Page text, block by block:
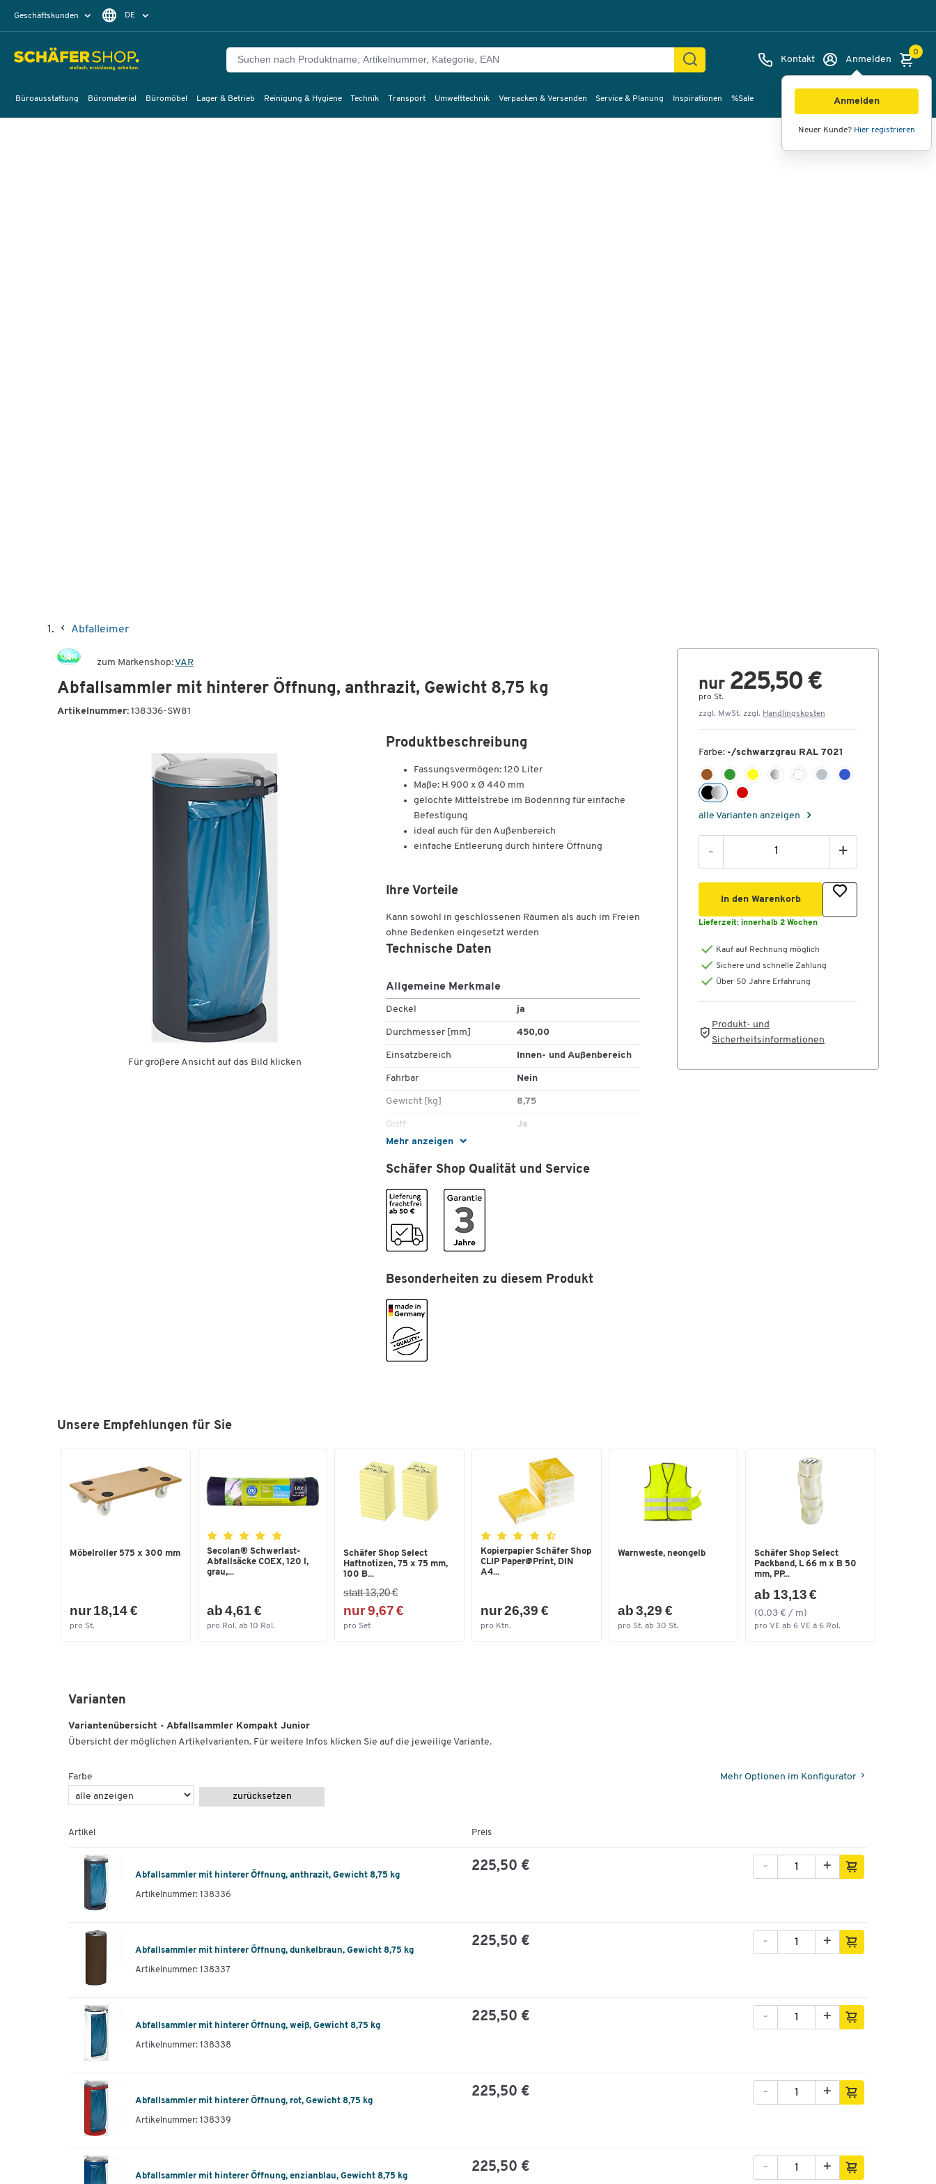
Geschäftskunden DE
Kontakt Anmelden
Anmelden
Neuer Kunde? Hier registrieren
0
Büroausstattung Büromaterial Büromöbel Lager & Betrieb Reinigung & Hygiene Technik Transport Umwelttechnik Verpacken & Versenden Service & Planung Inspirationen %Sale
Abfalleimer
zum Markenshop:VAR
Abfallsammler mit hinterer Öffnung, anthrazit, Gewicht 8,75 kg
Artikelnummer: 138336-SW81
Für größere Ansicht auf das Bild klicken
Produktbeschreibung
Fassungsvermögen: 120 Liter
Maße: H 900 x Ø 440 mm
gelochte Mittelstrebe im Bodenring für einfache
Befestigung
ideal auch für den Außenbereich
einfache Entleerung durch hintere Öffnung
Ihre Vorteile
Kann sowohl in geschlossenen Räumen als auch im Freien
ohne Bedenken eingesetzt werden
Mehr anzeigen
Technische Daten
Allgemeine Merkmale
Deckel ja
Durchmesser [mm] 450,00
Einsatzbereich Innen- und Außenbereich
Fahrbar Nein
Gewicht [kg] 8,75
Griff Ja
Höhe [mm]
Inhalt [l] 120
Inneneimer
Material
Selbstlöschend
Farbe
Schäfer Shop Qualität und Service
Besonderheiten zu diesem Produkt
nur 225,50 €
pro St.
zzgl. MwSt. zzgl. Handlingskosten
Farbe: -/schwarzgrau RAL 7021
alle Varianten anzeigen
- +
In den Warenkorb
Lieferzeit: innerhalb 2 Wochen
Kauf auf Rechnung möglich
Sichere und schnelle Zahlung
Über 50 Jahre Erfahrung
Produkt- und
Sicherheitsinformationen
Unsere Empfehlungen für Sie
Möbelroller 575 x 300 mm
nur 18,14 €
pro St.
Secolan® Schwerlast-
Abfallsäcke COEX, 120 l,
grau,...
ab 4,61 €
pro Rol. ab 10 Rol.
Schäfer Shop Select
Haftnotizen, 75 x 75 mm,
100 B...
statt 13,20 €
nur 9,67 €
pro Set
Kopierpapier Schäfer Shop
CLIP Paper@Print, DIN
A4...
nur 26,39 €
pro Ktn.
Warnweste, neongelb
ab 3,29 €
pro St. ab 30 St.
Schäfer Shop Select
Packband, L 66 m x B 50
mm, PP...
ab 13,13 €
(0,03 € / m)
pro VE ab 6 VE à 6 Rol.
Varianten
Variantenübersicht - Abfallsammler Kompakt Junior
Übersicht der möglichen Artikelvarianten. Für weitere Infos klicken Sie auf die jeweilige Variante.
Farbe
zurücksetzen
Mehr Optionen im Konfigurator
Artikel Preis
Abfallsammler mit hinterer Öffnung, anthrazit, Gewicht 8,75 kg
Artikelnummer: 138336
225,50 € +
-
Abfallsammler mit hinterer Öffnung, dunkelbraun, Gewicht 8,75 kg
Artikelnummer: 138337
225,50 € +
-
Abfallsammler mit hinterer Öffnung, weiß, Gewicht 8,75 kg
Artikelnummer: 138338
225,50 € +
-
Abfallsammler mit hinterer Öffnung, rot, Gewicht 8,75 kg
Artikelnummer: 138339
225,50 € +
-
Abfallsammler mit hinterer Öffnung, enzianblau, Gewicht 8,75 kg
225,50 € +
-
Bilder Videos 360°-Ansicht